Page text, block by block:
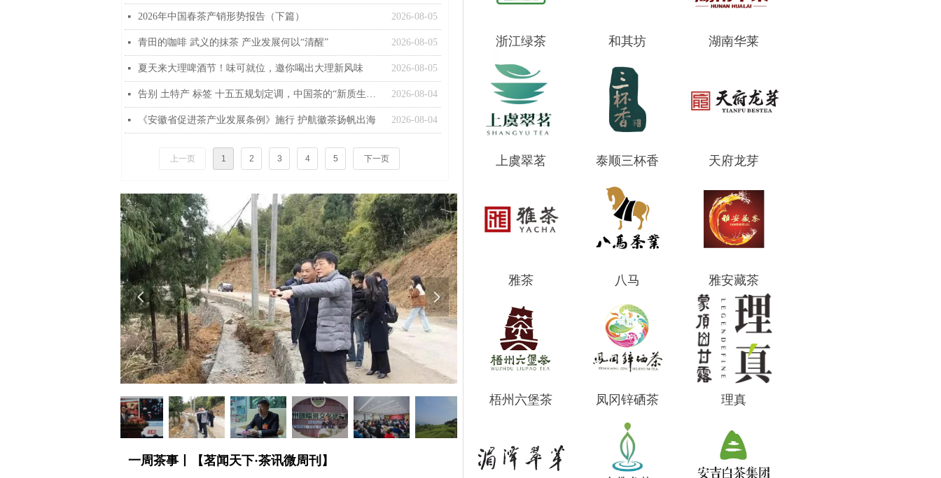
2026-08-05
넷 2026年中国春茶产销形势报告（下篇）
2026-08-05
넷 青田的咖啡 武义的抹茶 产业发展何以“清醒”
2026-08-05
넷 夏天来大理啤酒节！味可就位，邀你喝出大理新风味
2026-08-04
넷 告别 土特产 标签 十五五规划定调，中国茶的“新质生产力”时代来临
2026-08-04
넷 《安徽省促进茶产业发展条例》施行 护航徽茶扬帆出海
上一页 1 2 3 4 5 下一页
浙江绿茶 和其坊 湖南华莱
上虞翠茗 泰顺三杯香 天府龙芽
雅茶 八马 雅安藏茶
梧州六堡茶 凤冈锌硒茶 理真
넳 넲
一周茶事丨【茗闻天下·茶讯微周刊】